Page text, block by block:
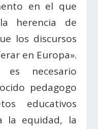
en el que
herencia de
los discursos
en Europa».
necesario
pedagogo
educativos
la equidad, la